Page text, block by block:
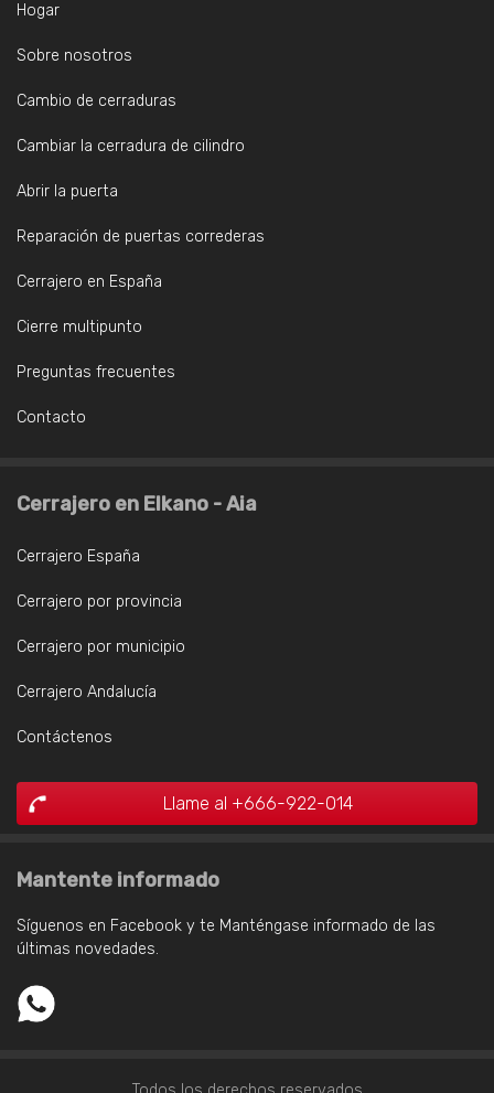
Hogar
Sobre nosotros
Cambio de cerraduras
Cambiar la cerradura de cilindro
Abrir la puerta
Reparación de puertas correderas
Cerrajero en España
Cierre multipunto
Preguntas frecuentes
Contacto
Cerrajero en Elkano - Aia
Cerrajero España
Cerrajero por provincia
Cerrajero por municipio
Cerrajero Andalucía
Contáctenos
Llame al +666-922-014
Mantente informado
Síguenos en Facebook y te Manténgase informado de las
últimas novedades.